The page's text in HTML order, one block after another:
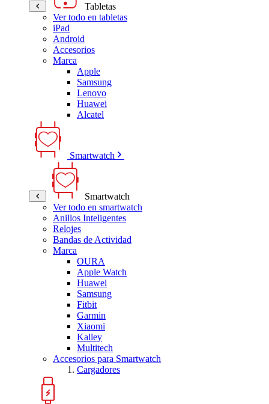
Tabletas
Ver todo en tabletas
iPad
Android
Accesorios
Marca
Apple
Samsung
Lenovo
Huawei
Alcatel
Smartwatch
Smartwatch
Ver todo en smartwatch
Anillos Inteligentes
Relojes
Bandas de Actividad
Marca
OURA
Apple Watch
Huawei
Samsung
Fitbit
Garmin
Xiaomi
Kalley
Multitech
Accesorios para Smartwatch
Cargadores